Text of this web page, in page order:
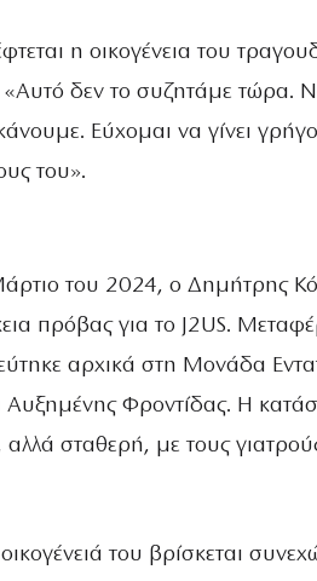
η οικογένεια του
δεν το συζητάμε τώρα.
Εύχομαι να γίνει
του».
του 2024, ο Δημήτρης
πρόβας για το J2US.
αρχικά στη Μονάδα
Φροντίδας. Η
αλλά σταθερή, με τους
του βρίσκεται